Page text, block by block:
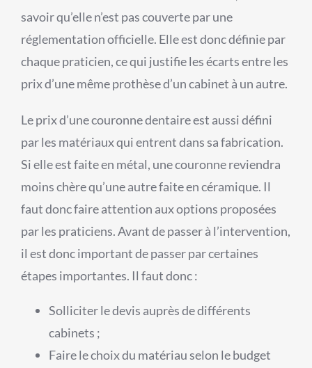
savoir qu’elle n’est pas couverte par une
réglementation officielle. Elle est donc définie par
chaque praticien, ce qui justifie les écarts entre les
prix d’une même prothèse d’un cabinet à un autre.
Le prix d’une couronne dentaire est aussi défini
par les matériaux qui entrent dans sa fabrication.
Si elle est faite en métal, une couronne reviendra
moins chère qu’une autre faite en céramique. Il
faut donc faire attention aux options proposées
par les praticiens. Avant de passer à l’intervention,
il est donc important de passer par certaines
étapes importantes. Il faut donc :
Solliciter le devis auprès de différents
cabinets ;
Faire le choix du matériau selon le budget